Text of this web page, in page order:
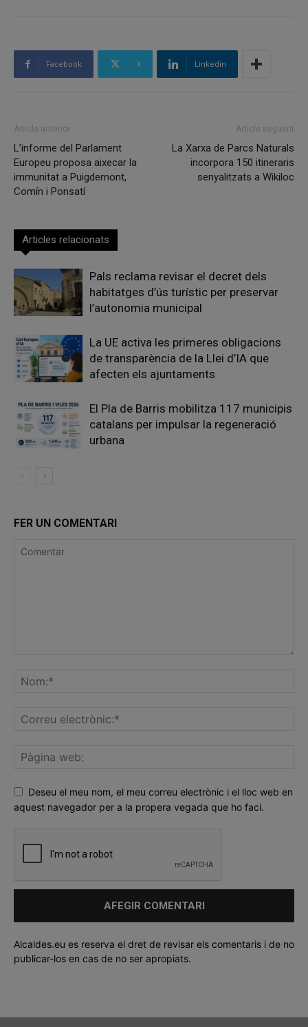
Facebook X Linkedin
Article anterior
L’informe del Parlament
Europeu proposa aixecar la
immunitat a Puigdemont,
Comín i Ponsatí
Article següent
La Xarxa de Parcs Naturals
incorpora 150 itineraris
senyalitzats a Wikiloc
Articles relacionats
Pals reclama revisar el decret dels
habitatges d’ús turístic per preservar
l’autonomia municipal
La UE activa les primeres obligacions
de transparència de la Llei d’IA que
afecten els ajuntaments
El Pla de Barris mobilitza 117 municipis
catalans per impulsar la regeneració
urbana
FER UN COMENTARI
Deseu el meu nom, el meu correu electrònic i el lloc web en
aquest navegador per a la propera vegada que ho faci.
Alcaldes.eu es reserva el dret de revisar els comentaris i de no
publicar-los en cas de no ser apropiats.